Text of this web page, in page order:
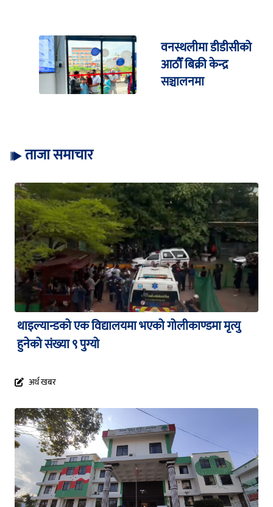
वनस्थलीमा डीडीसीको
आठौँ बिक्री केन्द्र
सञ्चालनमा
ताजा समाचार
थाइल्यान्डको एक विद्यालयमा भएको गोलीकाण्डमा मृत्यु
हुनेको संख्या ९ पुग्यो
अर्थ खबर